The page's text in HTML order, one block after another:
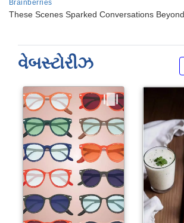
વેબસ્ટોરીઝ